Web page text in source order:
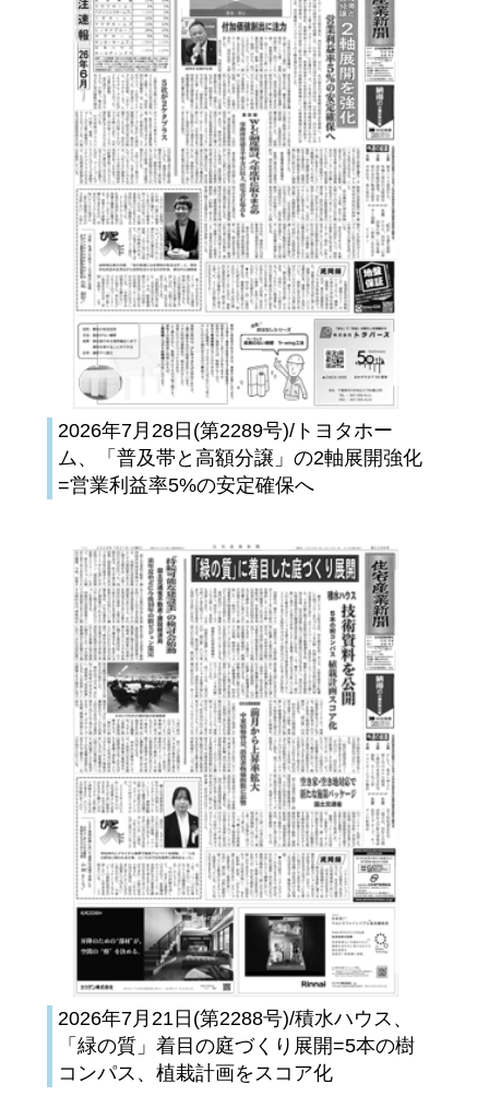
2026年7月28日(第2289号)/トヨタホー
ム、「普及帯と高額分譲」の2軸展開強化
=営業利益率5%の安定確保へ
2026年7月21日(第2288号)/積水ハウス、
「緑の質」着目の庭づくり展開=5本の樹
コンパス、植栽計画をスコア化